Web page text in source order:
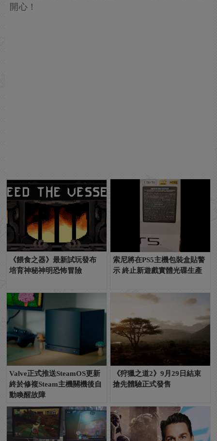
開心！
《餵食之器》最新試玩發布
培育神秘神明恐怖冒險
索尼將在PS5主機包裝盒貼警
示 終止新遊戲實體光碟生產
Valve正式推送SteamOS更新
終於修複Steam主機關機後自
動喚醒故障
《狩獵之道2》9月29日結束
搶先體驗正式發售